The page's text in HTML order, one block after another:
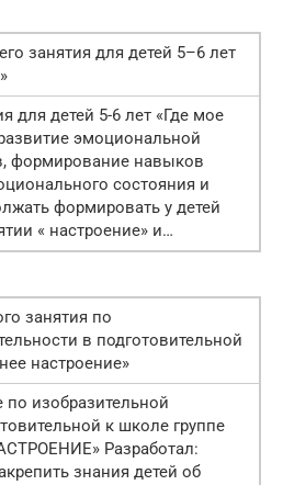
занятия для детей 5–6 лет
для детей 5-6 лет «Где мое
эмоциональной
формирование навыков
состояния и
формировать у детей
« настроение» и…
занятия по
в подготовительной
настроение»
изобразительной
к школе группе
Разработал:
знания детей об